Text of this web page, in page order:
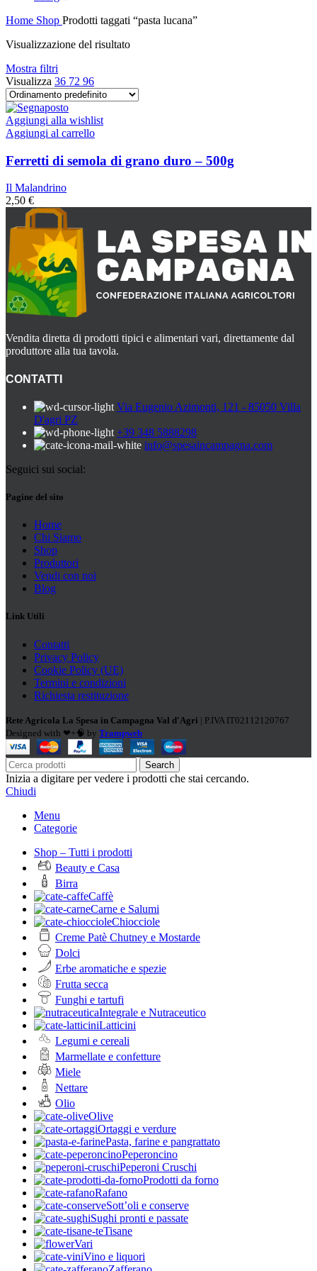
Home Shop Prodotti taggati “pasta lucana”
Visualizzazione del risultato
Mostra filtri
Visualizza 36 72 96
Aggiungi alla wishlist
Aggiungi al carrello
Ferretti di semola di grano duro – 500g
Il Malandrino
2,50 €
Vendita diretta di prodotti tipici e alimentari vari, direttamente dal
produttore alla tua tavola.
CONTATTI
Via Eugenio Azimonti, 121 - 85050 Villa
D'agri PZ
+39 348 5888298
info@spesaincampagna.com
Seguici sui social:
Pagine del sito
Home
Chi Siamo
Shop
Produttori
Vendi con noi
Blog
Link Utili
Contatti
Privacy Policy
Cookie Policy (UE)
Termini e condizioni
Richiesta restituzione
Rete Agricola La Spesa in Campagna Val d'Agri | P.IVA IT02112120767
Designed with ❤+🧠 by Trampweb
Search
Inizia a digitare per vedere i prodotti che stai cercando.
Chiudi
Menu
Categorie
Shop – Tutti i prodotti
Beauty e Casa
Birra
Caffè
Carne e Salumi
Chiocciole
Creme Patè Chutney e Mostarde
Dolci
Erbe aromatiche e spezie
Frutta secca
Funghi e tartufi
Integrale e Nutraceutico
Latticini
Legumi e cereali
Marmellate e confetture
Miele
Nettare
Olio
Olive
Ortaggi e verdure
Pasta, farine e pangrattato
Peperoncino
Peperoni Cruschi
Prodotti da forno
Rafano
Sott’oli e conserve
Sughi pronti e passate
Tisane
Vari
Vino e liquori